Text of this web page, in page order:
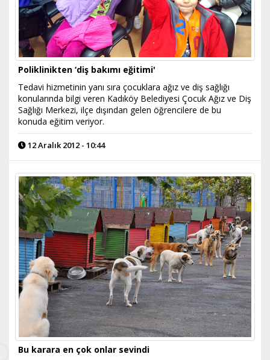
Poliklinikten ‘diş bakımı eğitimi'
Tedavi hizmetinin yanı sıra çocuklara ağız ve diş sağlığı
konularında bilgi veren Kadıköy Belediyesi Çocuk Ağız ve Diş
Sağlığı Merkezi, ilçe dışından gelen öğrencilere de bu
konuda eğitim veriyor.
12 Aralık 2012 - 10:44
Bu karara en çok onlar sevindi